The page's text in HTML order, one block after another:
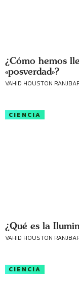
¿Cómo hemos
«posverdad»?
VAHID HOUSTON
CIENCIA
¿Qué es la
VAHID HOUSTON
CIENCIA